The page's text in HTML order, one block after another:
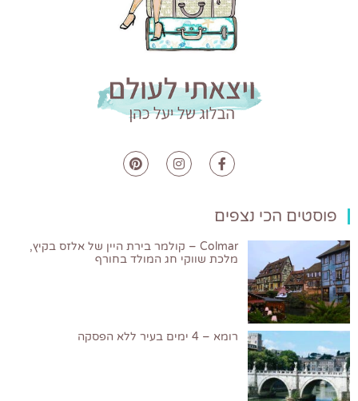
פוסטים הכי נצפים
Colmar – קולמר בירת היין של אלזס בקיץ,
מלכת שווקי חג המולד בחורף
רומא – 4 ימים בעיר ללא הפסקה